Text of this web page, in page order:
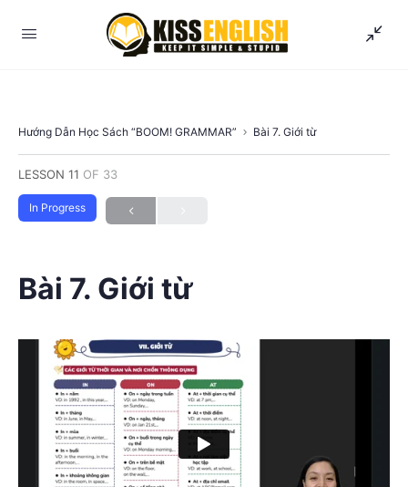
Hướng Dẫn Học Sách “BOOM! GRAMMAR” Bài 7. Giới từ
LESSON 11 OF 33
In Progress
Bài 7. Giới từ